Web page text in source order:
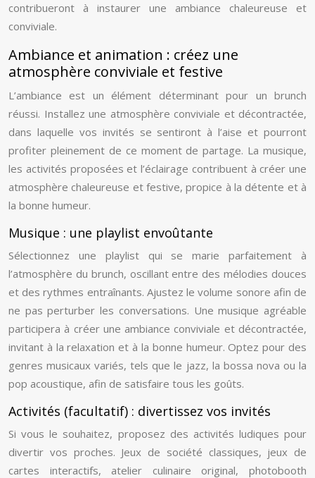
contribueront à instaurer une ambiance chaleureuse et
conviviale.
Ambiance et animation : créez une
atmosphère conviviale et festive
L’ambiance est un élément déterminant pour un brunch
réussi. Installez une atmosphère conviviale et décontractée,
dans laquelle vos invités se sentiront à l’aise et pourront
profiter pleinement de ce moment de partage. La musique,
les activités proposées et l’éclairage contribuent à créer une
atmosphère chaleureuse et festive, propice à la détente et à
la bonne humeur.
Musique : une playlist envoûtante
Sélectionnez une playlist qui se marie parfaitement à
l’atmosphère du brunch, oscillant entre des mélodies douces
et des rythmes entraînants. Ajustez le volume sonore afin de
ne pas perturber les conversations. Une musique agréable
participera à créer une ambiance conviviale et décontractée,
invitant à la relaxation et à la bonne humeur. Optez pour des
genres musicaux variés, tels que le jazz, la bossa nova ou la
pop acoustique, afin de satisfaire tous les goûts.
Activités (facultatif) : divertissez vos invités
Si vous le souhaitez, proposez des activités ludiques pour
divertir vos proches. Jeux de société classiques, jeux de
cartes interactifs, atelier culinaire original, photobooth